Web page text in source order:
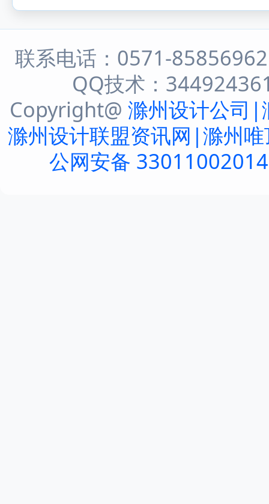
联系电话：0571-
QQ技术：
Copyright@ 滁州设计公司|
滁州设计联盟资讯网|滁州
公网安备